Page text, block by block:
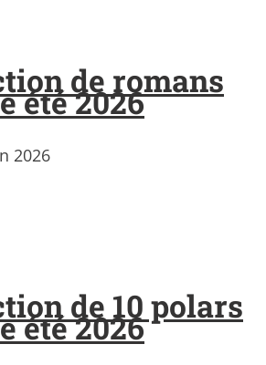
de romans
été 2026
2026
de 10 polars
été 2026